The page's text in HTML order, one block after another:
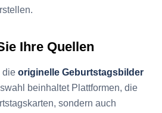
Ihre Quellen
die originelle Geburtstagsbilder
beinhaltet Plattformen, die
sondern auch